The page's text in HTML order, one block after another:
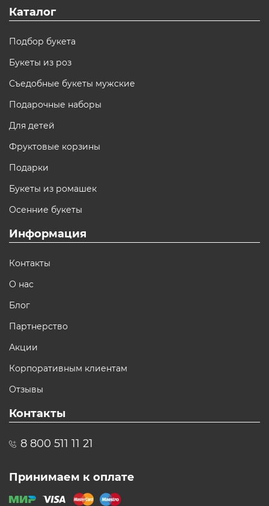
Каталог
Подбор букета
Букеты из роз
Съедобные букеты мужские
Подарочные наборы
Для детей
Фруктовые корзины
Подарки
Букеты из ромашек
Осенние букеты
Информация
Контакты
О нас
Блог
Партнерство
Акции
Корпоративным клиентам
Отзывы
Контакты
8 800 511 11 21
Принимаем к оплате